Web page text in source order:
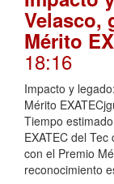
Velasco,
Mérito
18:16
Impacto y
Mérito
Tiempo
EXATEC del
con el Premio
reconocimiento